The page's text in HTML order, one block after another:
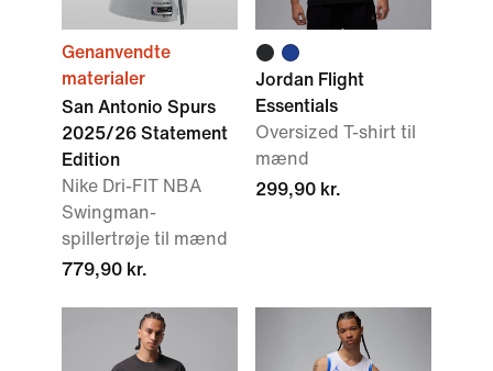
Genanvendte
materialer
San Antonio Spurs
2025/26 Statement
Edition
Nike Dri-FIT NBA
Swingman-
spillertrøje til mænd
779,90 kr.
Jordan Flight
Essentials
Oversized T-shirt til
mænd
299,90 kr.